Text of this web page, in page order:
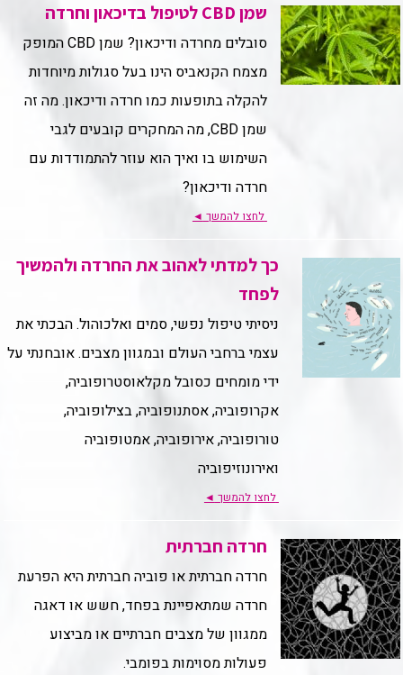
שמן CBD לטיפול בדיכאון וחרדה
סובלים מחרדה ודיכאון? שמן CBD המופק
מצמח הקנאביס הינו בעל סגולות מיוחדות
להקלה בתופעות כמו חרדה ודיכאון. מה זה
שמן CBD, מה המחקרים קובעים לגבי
השימוש בו ואיך הוא עוזר להתמודדות עם
חרדה ודיכאון?
לחצו להמשך ◄
כך למדתי לאהוב את החרדה ולהמשיך
לפחד
ניסיתי טיפול נפשי, סמים ואלכוהול. הבכתי את
עצמי ברחבי העולם ובמגוון מצבים. אובחנתי על
ידי מומחים כסובל מקלאוסטרופוביה,
אקרופוביה, אסתנופוביה, בצילופוביה,
טורופוביה, אירופוביה, אמטופוביה
ואירונוזיפוביה
לחצו להמשך ◄
חרדה חברתית
חרדה חברתית או פוביה חברתית היא הפרעת
חרדה שמתאפיינת בפחד, חשש או דאגה
ממגוון של מצבים חברתיים או מביצוע
פעולות מסוימות בפומבי.